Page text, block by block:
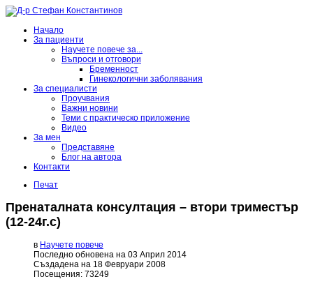
Начало
За пациенти
Научете повече за...
Въпроси и отговори
Бременност
Гинекологични заболявания
За специалисти
Проучвания
Важни новини
Теми с практическо приложение
Видео
За мен
Представяне
Блог на автора
Контакти
Печат
Пренаталната консултация – втори триместър
(12-24г.с)
в Научете повече
Последно обновена на 03 Април 2014
Създадена на 18 Февруари 2008
Посещения: 73249